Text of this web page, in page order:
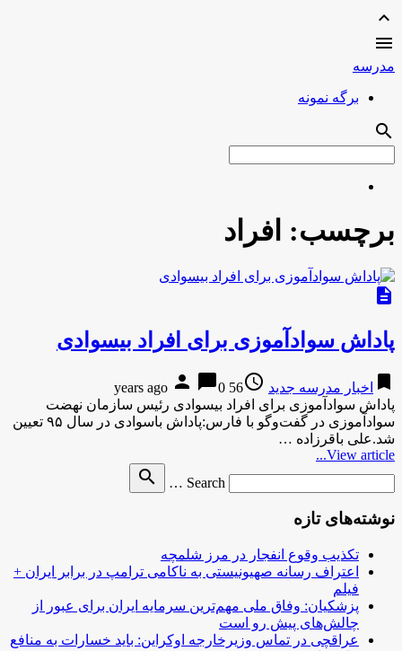
expand_less

مدرسه
برگه نمونه
search
برچسب: افراد
description
پاداش سوادآموزی برای افراد بیسوادی
bookmark اخبار مدرسه جدید access_time
56 years ago
person chat_bubble0
پاداش سوادآموزی برای افراد بیسوادی رئیس سازمان نهضت
سوادآموزی در گفت‌وگو با فارس:پاداش باسوادی در سال ۹۵ تعیین
شد.علی باقرزاده …
View article...
Search …
search
نوشته‌های تازه
تکذیب وقوع انفجار در مرز شلمچه
اعتراف رسانه صهیونیستی به ناکامی ترامپ در برابر ایران +
فیلم
پزشکیان: وفاق ملی مهم‌ترین سرمایه ایران برای عبور از
چالش‌های پیش رو است
عراقچی در تماس وزیرخارجه اوکراین: باید خسارات به منافع